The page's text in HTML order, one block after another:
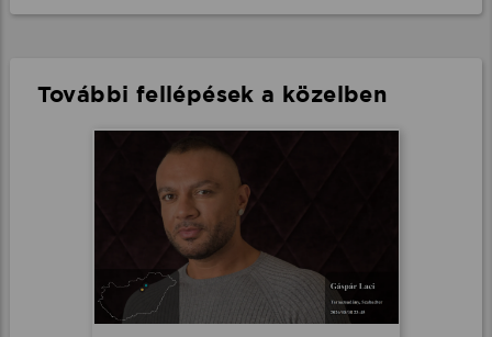
További fellépések a közelben